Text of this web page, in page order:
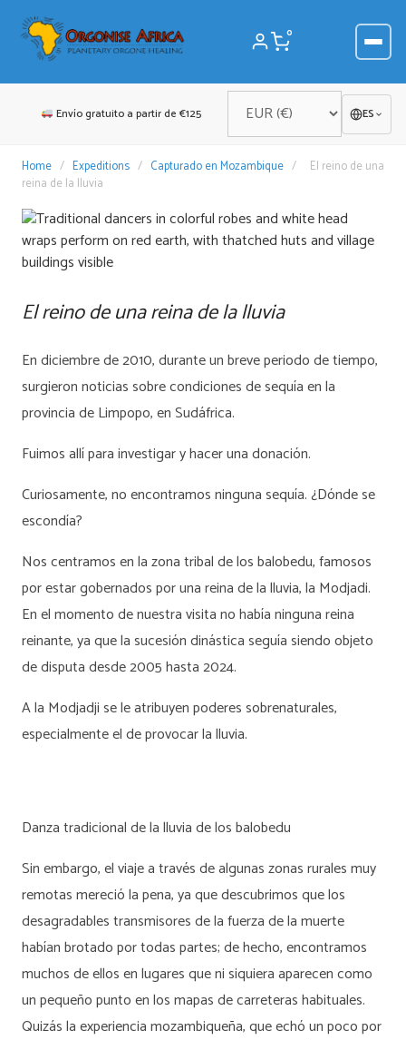
contenido
0
Envío gratuito a partir de €125 ES
Home / Expeditions / Capturado en Mozambique /
El reino de una
reina de la lluvia
El reino de una reina de la lluvia
En diciembre de 2010, durante un breve periodo de tiempo,
surgieron noticias sobre condiciones de sequía en la
provincia de Limpopo, en Sudáfrica.
Fuimos allí para investigar y hacer una donación.
Curiosamente, no encontramos ninguna sequía. ¿Dónde se
escondía?
Nos centramos en la zona tribal de los balobedu, famosos
por estar gobernados por una reina de la lluvia, la Modjadi.
En el momento de nuestra visita no había ninguna reina
reinante, ya que la sucesión dinástica seguía siendo objeto
de disputa desde 2005 hasta 2024.
A la Modjadji se le atribuyen poderes sobrenaturales,
especialmente el de provocar la lluvia.
Danza tradicional de la lluvia de los balobedu
Sin embargo, el viaje a través de algunas zonas rurales muy
remotas mereció la pena, ya que descubrimos que los
desagradables transmisores de la fuerza de la muerte
habían brotado por todas partes; de hecho, encontramos
muchos de ellos en lugares que ni siquiera aparecen como
un pequeño punto en los mapas de carreteras habituales.
Quizás la experiencia mozambiqueña, que echó un poco por